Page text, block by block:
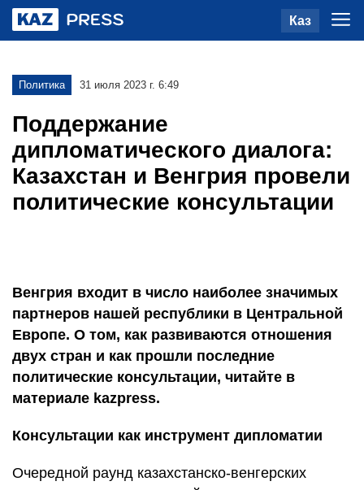
Каз
Политика 31 июля 2023 г. 6:49
Поддержание
дипломатического диалога:
Казахстан и Венгрия провели
политические консультации
Венгрия входит в число наиболее значимых
партнеров нашей республики в Центральной
Европе. О том, как развиваются отношения
двух стран и как прошли последние
политические консультации, читайте в
материале kazpress.
Консультации как инструмент дипломатии
Очередной раунд казахстанско-венгерских